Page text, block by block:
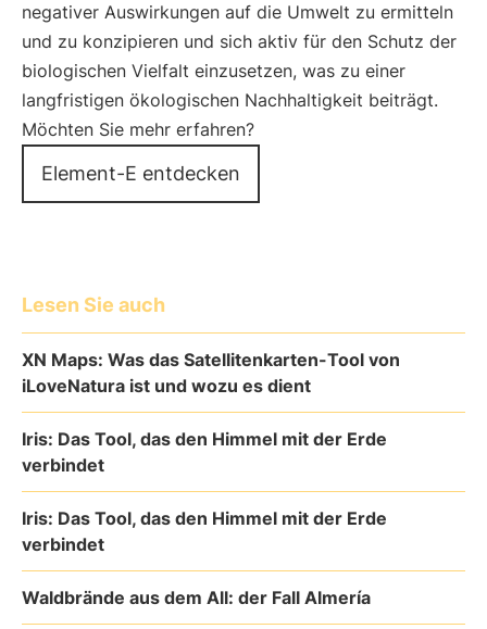
negativer Auswirkungen auf die Umwelt zu ermitteln
und zu konzipieren und sich aktiv für den Schutz der
biologischen Vielfalt einzusetzen, was zu einer
langfristigen ökologischen Nachhaltigkeit beiträgt.
Möchten Sie mehr erfahren?
Element-E entdecken
Lesen Sie auch
XN Maps: Was das Satellitenkarten-Tool von
iLoveNatura ist und wozu es dient
Iris: Das Tool, das den Himmel mit der Erde
verbindet
Iris: Das Tool, das den Himmel mit der Erde
verbindet
Waldbrände aus dem All: der Fall Almería